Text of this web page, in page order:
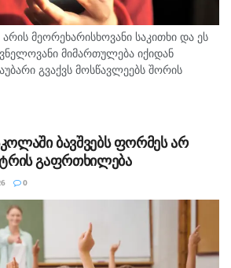
მეორეხარისხოვანი საკითხი და ეს
მიმართულება იქიდან
გვაქვს მოსწავლეებს შორის
გარემოს უზრუნველყოფასა და
ხელშეწყობაზე, ეს მსოფლიო
ბავშვებს ფორმეს არ
გაფრთხილება
0